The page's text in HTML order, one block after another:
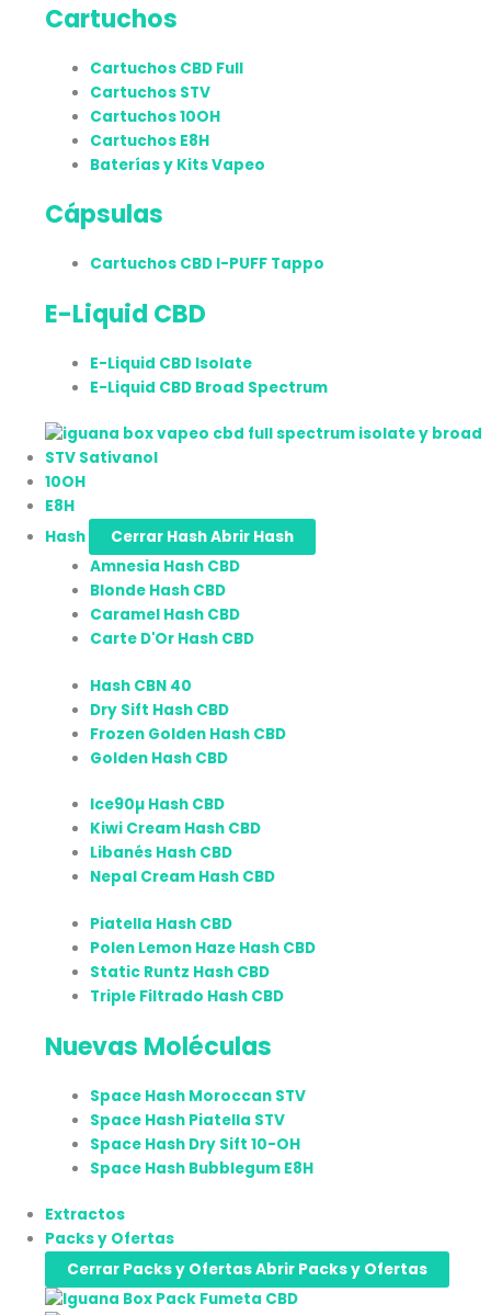
Cartuchos
Cartuchos CBD Full
Cartuchos STV
Cartuchos 10OH
Cartuchos E8H
Baterías y Kits Vapeo
Cápsulas
Cartuchos CBD I-PUFF Tappo
E-Liquid CBD
E-Liquid CBD Isolate
E-Liquid CBD Broad Spectrum
STV Sativanol
10OH
E8H
Hash
Cerrar HashAbrir Hash
Amnesia Hash CBD
Blonde Hash CBD
Caramel Hash CBD
Carte D'Or Hash CBD
Hash CBN 40
Dry Sift Hash CBD
Frozen Golden Hash CBD
Golden Hash CBD
Ice90µ Hash CBD
Kiwi Cream Hash CBD
Libanés Hash CBD
Nepal Cream Hash CBD
Piatella Hash CBD
Polen Lemon Haze Hash CBD
Static Runtz Hash CBD
Triple Filtrado Hash CBD
Nuevas Moléculas
Space Hash Moroccan STV
Space Hash Piatella STV
Space Hash Dry Sift 10-OH
Space Hash Bubblegum E8H
Extractos
Packs y Ofertas
Cerrar Packs y OfertasAbrir Packs y Ofertas